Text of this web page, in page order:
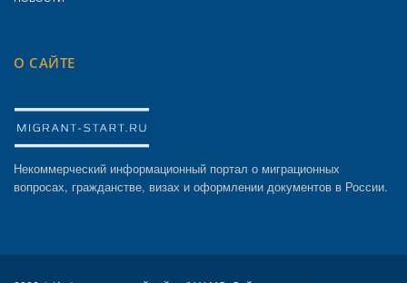
О САЙТЕ
Некоммерческий информационный портал о миграционных
вопросах, гражданстве, визах и оформлении документов в России.